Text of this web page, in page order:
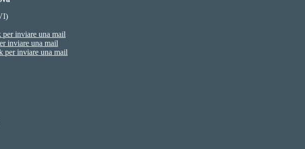
inviare una mail
inviare una mail
per inviare una mail